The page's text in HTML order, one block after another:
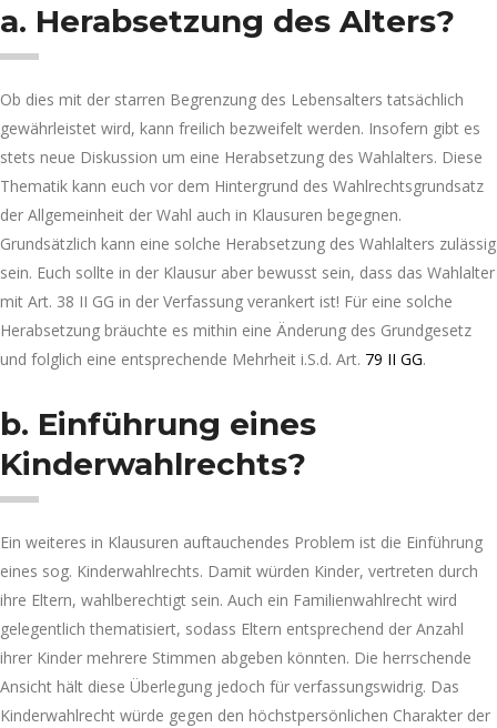
a. Herabsetzung des Alters?
Ob dies mit der starren Begrenzung des Lebensalters tatsächlich
gewährleistet wird, kann freilich bezweifelt werden. Insofern gibt es
stets neue Diskussion um eine Herabsetzung des Wahlalters. Diese
Thematik kann euch vor dem Hintergrund des Wahlrechtsgrundsatz
der Allgemeinheit der Wahl auch in Klausuren begegnen.
Grundsätzlich kann eine solche Herabsetzung des Wahlalters zulässig
sein. Euch sollte in der Klausur aber bewusst sein, dass das Wahlalter
mit Art. 38 II GG in der Verfassung verankert ist! Für eine solche
Herabsetzung bräuchte es mithin eine Änderung des Grundgesetz
und folglich eine entsprechende Mehrheit i.S.d. Art. 79 II GG.
b. Einführung eines
Kinderwahlrechts?
Ein weiteres in Klausuren auftauchendes Problem ist die Einführung
eines sog. Kinderwahlrechts. Damit würden Kinder, vertreten durch
ihre Eltern, wahlberechtigt sein. Auch ein Familienwahlrecht wird
gelegentlich thematisiert, sodass Eltern entsprechend der Anzahl
ihrer Kinder mehrere Stimmen abgeben könnten. Die herrschende
Ansicht hält diese Überlegung jedoch für verfassungswidrig. Das
Kinderwahlrecht würde gegen den höchstpersönlichen Charakter der